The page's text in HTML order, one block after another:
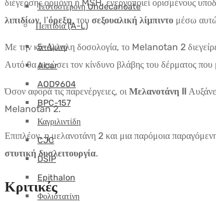
Τεστοστερόνη Undecanoate
Πεπτίδια (A-L)
5-Αμινο
Aicar
AOD9604
BPC-157
Καγριλιντίδη
CJC
DSIP
Epithalon
Φολιστατίνη
διέγερσης ορμόνη ή MSH, ενεργοποιεί ορισμένους
λιπιδίων, l’όρεξη, του σεξουαλική λίμπιντο μέσω
Με την κατάλληλη δοσολογία, το Melanotan 2
Αυτό θα μειώσει τον κίνδυνο βλάβης του δέρματος
Όσον αφορά τις παρενέργειες, οι Μελανοτάνη II
Melanotan 2.
Επιπλέον, η μελανοτάνη 2 και μια παρόμοια
στυτική δυσλειτουργία.
Κριτικές